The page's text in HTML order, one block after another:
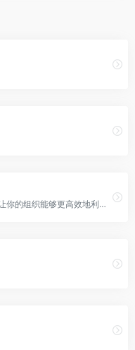
微软云计算服务由世纪互联运营，让你的组织能够更高效地利用 Microsoft Azure 灵活的开放式云计算平台。